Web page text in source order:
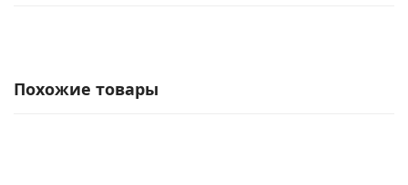
Похожие товары